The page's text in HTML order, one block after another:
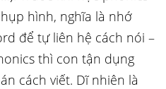
hình, nghĩa là nhớ
để tự liên hệ cách nói –
thì con tận dụng
cách viết. Dĩ nhiên là